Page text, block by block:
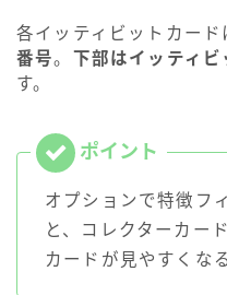
各イッティビットカード
番号。 下部はイッティビ
す。
オプションで特徴フ
と、コレクターカー
カードが見やすくな